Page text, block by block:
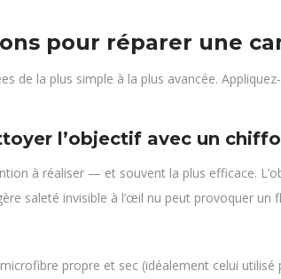
pour réparer une
de la plus simple à la plus avancée.
l’objectif avec un
à réaliser — et souvent la plus efficace.
saleté invisible à l’œil nu peut provoquer
propre et sec (idéalement celui